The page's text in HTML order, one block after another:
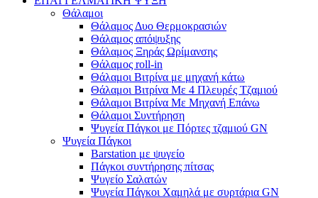
Θάλαμοι
Θάλαμος Δυο Θερμοκρασιών
Θάλαμος απόψυξης
Θάλαμος Ξηράς Ωρίμανσης
Θάλαμος roll-in
Θάλαμοι Βιτρίνα με μηχανή κάτω
Θάλαμοι Βιτρίνα Με 4 Πλευρές Τζαμιού
Θάλαμοι Βιτρίνα Με Μηχανή Επάνω
Θάλαμοι Συντήρηση
Ψυγεία Πάγκοι με Πόρτες τζαμιού GN
Ψυγεία Πάγκοι
Barstation με ψυγείο
Πάγκοι συντήρησης πίτσας
Ψυγείο Σαλατών
Ψυγεία Πάγκοι Χαμηλά με συρτάρια GN